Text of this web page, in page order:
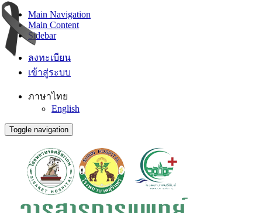
Main Navigation
Main Content
Sidebar
ลงทะเบียน
เข้าสู่ระบบ
ภาษาไทย
English
Toggle navigation